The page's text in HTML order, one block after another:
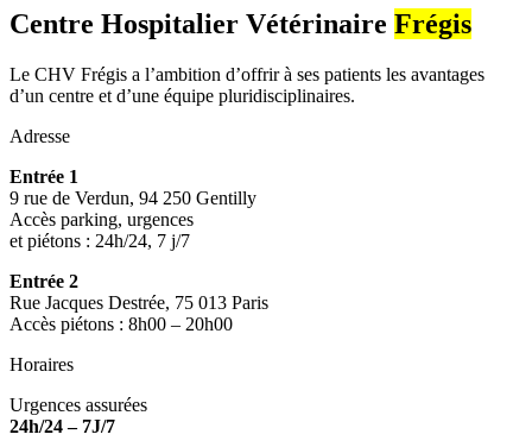
Centre Hospitalier Vétérinaire Frégis
Le CHV Frégis a l’ambition d’offrir à ses patients les avantages
d’un centre et d’une équipe pluridisciplinaires.
Adresse
Entrée 1
9 rue de Verdun, 94 250 Gentilly
Accès parking, urgences
et piétons : 24h/24, 7 j/7
Entrée 2
Rue Jacques Destrée, 75 013 Paris
Accès piétons : 8h00 – 20h00
Horaires
Urgences assurées
24h/24 – 7J/7